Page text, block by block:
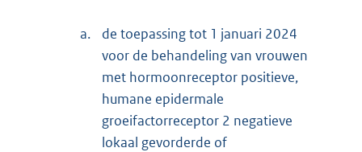
a.
de toepassing tot 1 januari 2024
voor de behandeling van vrouwen
met hormoonreceptor positieve,
humane epidermale
groeifactorreceptor 2 negatieve
lokaal gevorderde of